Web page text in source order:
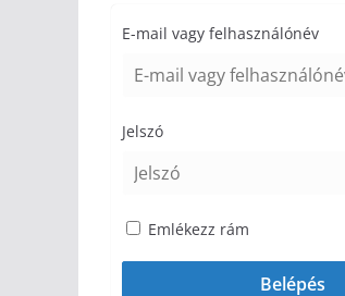
E-mail vagy felhasználónév
Jelszó
Emlékezz rám